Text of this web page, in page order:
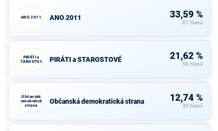
ANO 2011 ANO 2011 33,59 %
87 hlasů
PIRÁTI a
STAROSTOVÉ
PIRÁTI a STAROSTOVÉ 21,62 %
56 hlasů
Občanská
demokratická
strana
Občanská demokratická strana 12,74 %
33 hlasů